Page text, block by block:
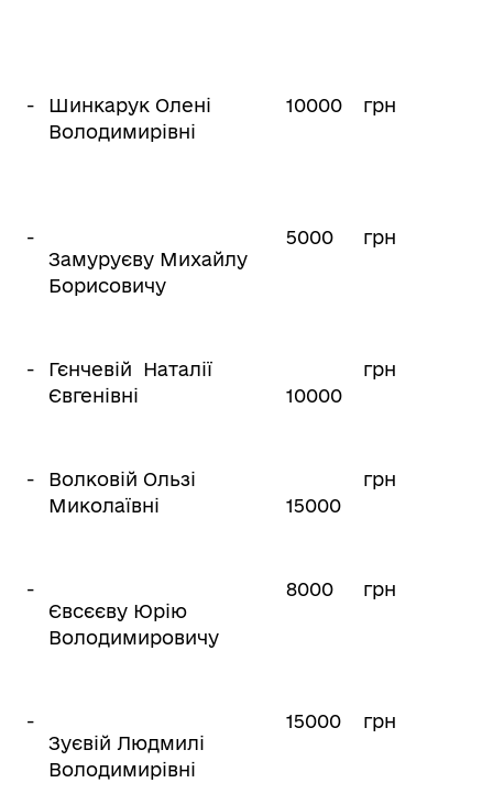
-
Шинкарук Олені
Володимирівні
10000 грн
-
Замуруєву Михайлу
Борисовичу
5000 грн
-
Гєнчевій Наталії
Євгенівні
10000
грн
-
Волковій Ользі
Миколаївні
15000
грн
-
Євсєєву Юрію
Володимировичу
8000 грн
-
Зуєвій Людмилі
Володимирівні
15000 грн